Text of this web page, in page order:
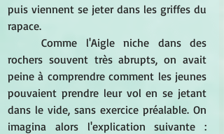
puis viennent se jeter dans les griffes du
rapace.
Comme l'Aigle niche dans des
rochers souvent très abrupts, on avait
peine à comprendre comment les jeunes
pouvaient prendre leur vol en se jetant
dans le vide, sans exercice préalable. On
imagina alors l'explication suivante :